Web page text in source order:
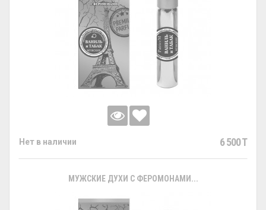
Нет в наличии 6 500 T
МУЖСКИЕ ДУХИ С ФЕРОМОНАМИ...